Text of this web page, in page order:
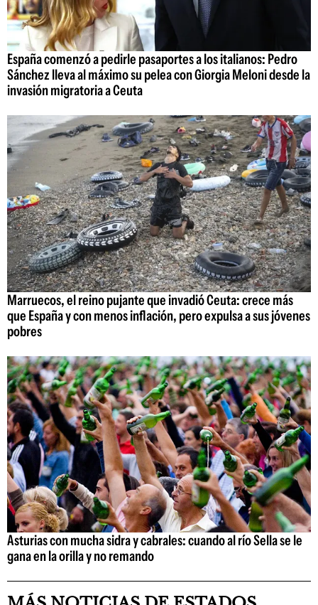
España comenzó a pedirle pasaportes a los italianos: Pedro
Sánchez lleva al máximo su pelea con Giorgia Meloni desde la
invasión migratoria a Ceuta
Marruecos, el reino pujante que invadió Ceuta: crece más
que España y con menos inflación, pero expulsa a sus jóvenes
pobres
Asturias con mucha sidra y cabrales: cuando al río Sella se le
gana en la orilla y no remando